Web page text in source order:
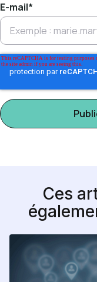
E-mail*
Ces